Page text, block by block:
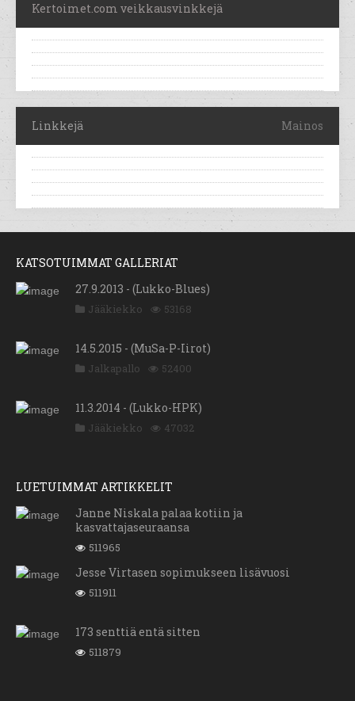
Kertoimet.com veikkausvinkkejä
Linkkejä Mainos
KATSOTUIMMAT GALLERIAT
27.9.2013 - (Lukko-Blues)
Jääkiekko 53168
14.5.2015 - (MuSa-P-Iirot)
Jalkapallo 52400
11.3.2014 - (Lukko-HPK)
Jääkiekko 47032
LUETUIMMAT ARTIKKELIT
Janne Niskala palaa kotiin ja
kasvattajaseuraansa
511965
Jesse Virtasen sopimukseen lisävuosi
511911
173 senttiä entä sitten
511879